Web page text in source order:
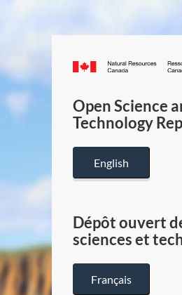
Canada.ca
Open Science
Technology
English
Dépôt ouvert
sciences et
Français